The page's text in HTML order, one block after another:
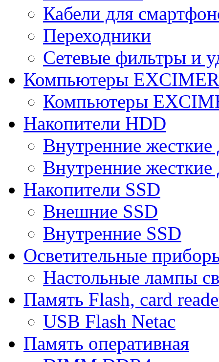
Кабели для
Переходники
Сетевые фильтры и
Компьютеры
Компьютеры
Накопители HDD
Внутренние
Внутренние
Накопители SSD
Внешние SSD
Внутренние SSD
Осветительные
Настольные лампы
Память Flash, card
USB Flash Netac
Память оперативная